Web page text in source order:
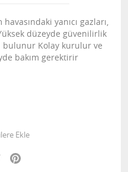
yanıcı gazları,
düzeyde güvenilirlik
Kolay kurulur ve
bakım gerektirir
Ekle
Twitter